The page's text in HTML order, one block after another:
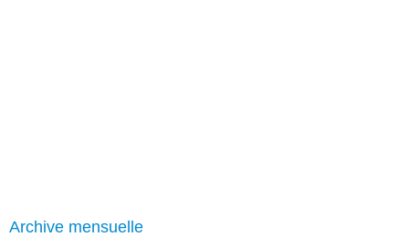
Archive mensuelle